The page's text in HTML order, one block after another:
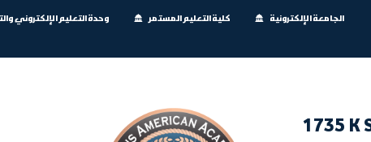
وحدة التعليم الإلكتروني كلية التعليم المستمر
الجامعة الإلكترونية
1735 K